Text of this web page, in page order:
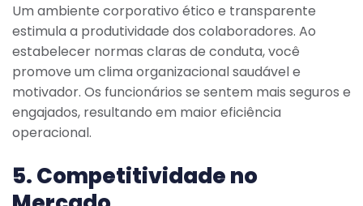
Um ambiente corporativo ético e transparente
estimula a produtividade dos colaboradores. Ao
estabelecer normas claras de conduta, você
promove um clima organizacional saudável e
motivador. Os funcionários se sentem mais seguros e
engajados, resultando em maior eficiência
operacional.
5. Competitividade no